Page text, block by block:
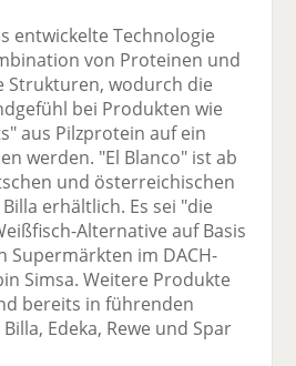
entwickelte Technologie
von Proteinen und
Strukturen, wodurch die
bei Produkten wie
aus Pilzprotein auf ein
werden. "El Blanco" ist ab
und österreichischen
erhältlich. Es sei "die
Alternative auf Basis
Supermärkten im DACH-
Simsa. Weitere Produkte
bereits in führenden
Edeka, Rewe und Spar